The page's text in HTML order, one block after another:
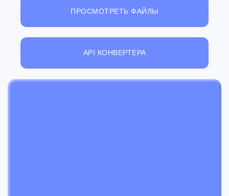
ПРОСМОТРЕТЬ ФАЙЛЫ
API КОНВЕРТЕРА